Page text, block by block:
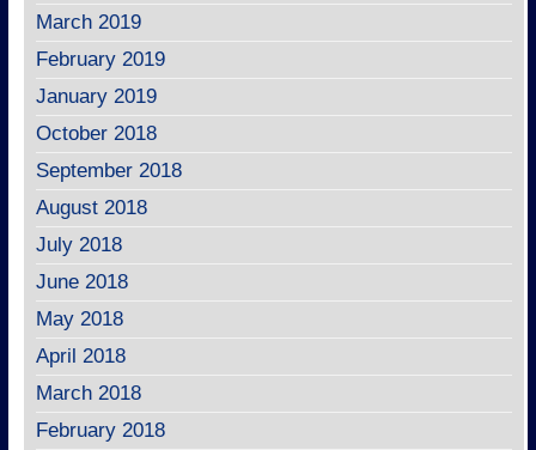
March 2019
February 2019
January 2019
October 2018
September 2018
August 2018
July 2018
June 2018
May 2018
April 2018
March 2018
February 2018